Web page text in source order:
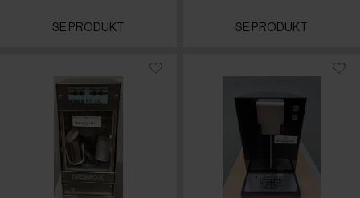
SE PRODUKT SE PRODUKT